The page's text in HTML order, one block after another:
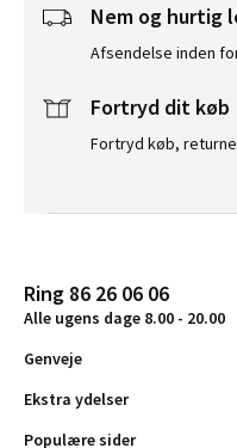
Nem og hurtig
Afsendelse inden
Fortryd dit køb
Fortryd køb,
Ring 86 26 06 06
Alle ugens dage 8.00 - 20.00
Genveje
Ekstra ydelser
Populære sider